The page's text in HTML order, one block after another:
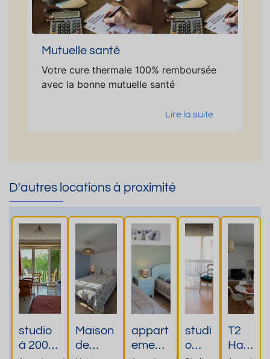
Mutuelle santé
Votre cure thermale 100% remboursée
avec la bonne mutuelle santé
Lire la suite
D'autres locations à proximité
studio
à 200m
Maison
de
appart
ement
studi
o
T2
Ham